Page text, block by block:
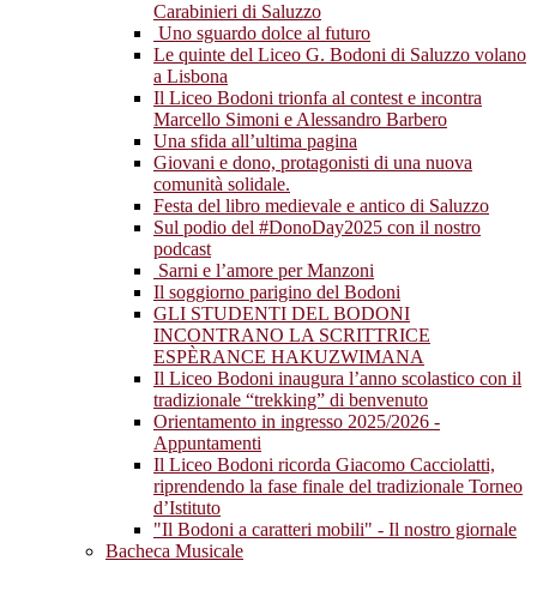
Carabinieri di Saluzzo
Uno sguardo dolce al futuro
Le quinte del Liceo G. Bodoni di Saluzzo volano
a Lisbona
Il Liceo Bodoni trionfa al contest e incontra
Marcello Simoni e Alessandro Barbero
Una sfida all’ultima pagina
Giovani e dono, protagonisti di una nuova
comunità solidale.
Festa del libro medievale e antico di Saluzzo
Sul podio del #DonoDay2025 con il nostro
podcast
Sarni e l’amore per Manzoni
Il soggiorno parigino del Bodoni
GLI STUDENTI DEL BODONI
INCONTRANO LA SCRITTRICE
ESPÈRANCE HAKUZWIMANA
Il Liceo Bodoni inaugura l’anno scolastico con il
tradizionale “trekking” di benvenuto
Orientamento in ingresso 2025/2026 -
Appuntamenti
Il Liceo Bodoni ricorda Giacomo Cacciolatti,
riprendendo la fase finale del tradizionale Torneo
d’Istituto
"Il Bodoni a caratteri mobili" - Il nostro giornale
Bacheca Musicale